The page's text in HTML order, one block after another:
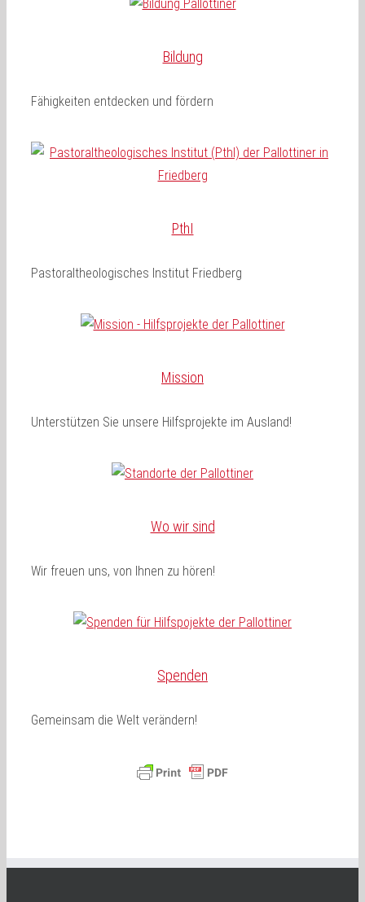
Bildung
Fähigkeiten entdecken und fördern
PthI
Pastoraltheologisches Institut Friedberg
Mission
Unterstützen Sie unsere Hilfsprojekte im Ausland!
Wo wir sind
Wir freuen uns, von Ihnen zu hören!
Spenden
Gemeinsam die Welt verändern!